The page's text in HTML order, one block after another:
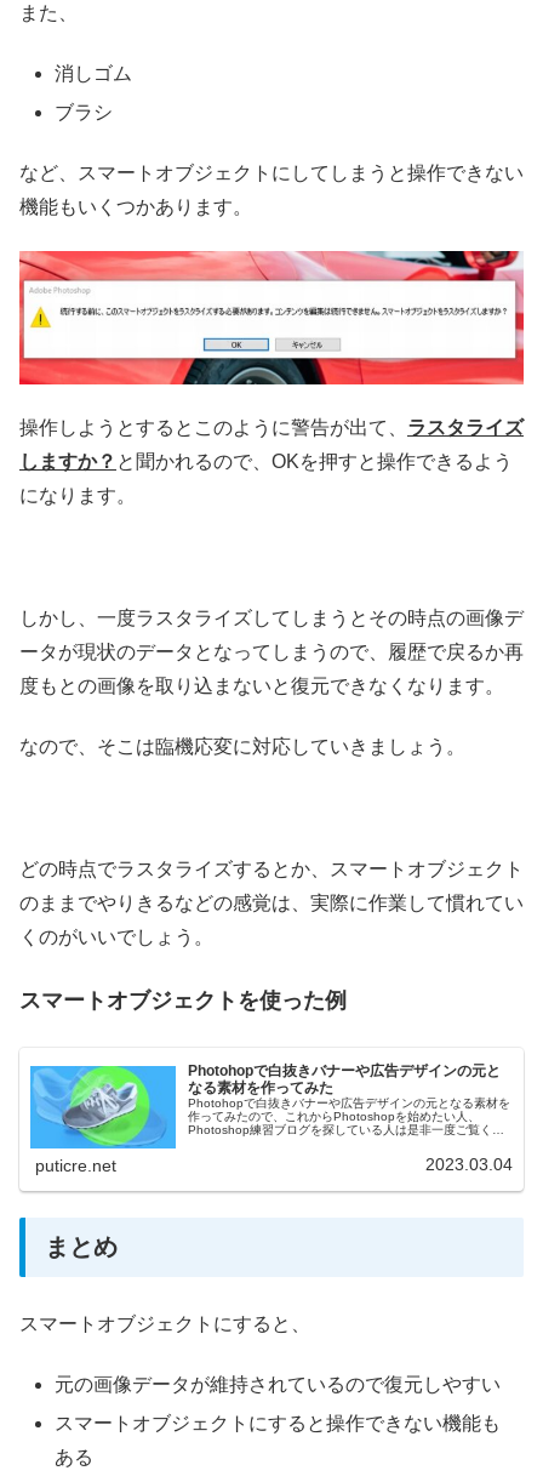
また、
消しゴム
ブラシ
など、スマートオブジェクトにしてしまうと操作できない
機能もいくつかあります。
操作しようとするとこのように警告が出て、 ラスタライズ
しますか？ と聞かれるので、OKを押すと操作できるよう
になります。
しかし、一度ラスタライズしてしまうとその時点の画像デ
ータが現状のデータとなってしまうので、履歴で戻るか再
度もとの画像を取り込まないと復元できなくなります。
なので、そこは臨機応変に対応していきましょう。
どの時点でラスタライズするとか、スマートオブジェクト
のままでやりきるなどの感覚は、実際に作業して慣れてい
くのがいいでしょう。
スマートオブジェクトを使った例
Photohopで白抜きバナーや広告デザインの元と
なる素材を作ってみた
Photohopで白抜きバナーや広告デザインの元となる素材を
作ってみたので、これからPhotoshopを始めたい人、
Photoshop練習ブログを探している人は是非一度ご覧くだ
puticre.net 2023.03.04
まとめ
スマートオブジェクトにすると、
元の画像データが維持されているので復元しやすい
スマートオブジェクトにすると操作できない機能も
ある